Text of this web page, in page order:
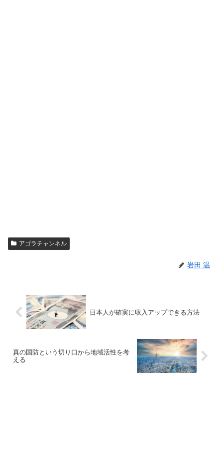
アゴラチャンネル
岩田 温
日本人が確実に収入アップできる方法
真の国防という切り口から地域活性を考
える